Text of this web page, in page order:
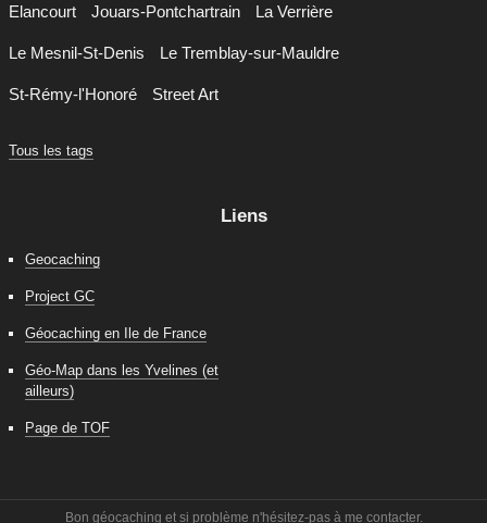
Elancourt Jouars-Pontchartrain La Verrière
Le Mesnil-St-Denis Le Tremblay-sur-Mauldre
St-Rémy-l'Honoré Street Art
Tous les tags
Liens
Geocaching
Project GC
Géocaching en Ile de France
Géo-Map dans les Yvelines (et
ailleurs)
Page de TOF
Bon géocaching et si problème n'hésitez-pas à me contacter.